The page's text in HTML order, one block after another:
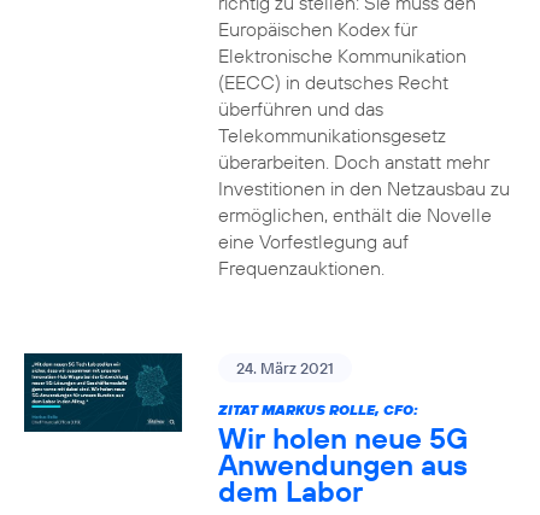
Europäischen Kodex für
Elektronische Kommunikation
(EECC) in deutsches Recht
überführen und das
Telekommunikationsgesetz
überarbeiten. Doch anstatt mehr
Investitionen in den Netzausbau zu
ermöglichen, enthält die Novelle
eine Vorfestlegung auf
Frequenzauktionen.
24. März 2021
ZITAT MARKUS ROLLE, CFO:
Wir holen neue 5G
Anwendungen aus
dem Labor